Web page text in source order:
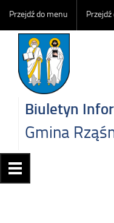
Przejdź do menu
Biuletyn
Gmina